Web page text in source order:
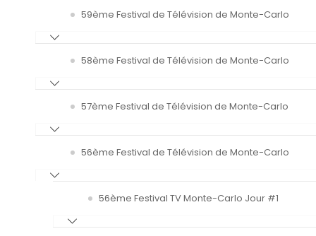
59ème Festival de Télévision de Monte-Carlo
58ème Festival de Télévision de Monte-Carlo
57ème Festival de Télévision de Monte-Carlo
56ème Festival de Télévision de Monte-Carlo
56ème Festival TV Monte-Carlo Jour #1